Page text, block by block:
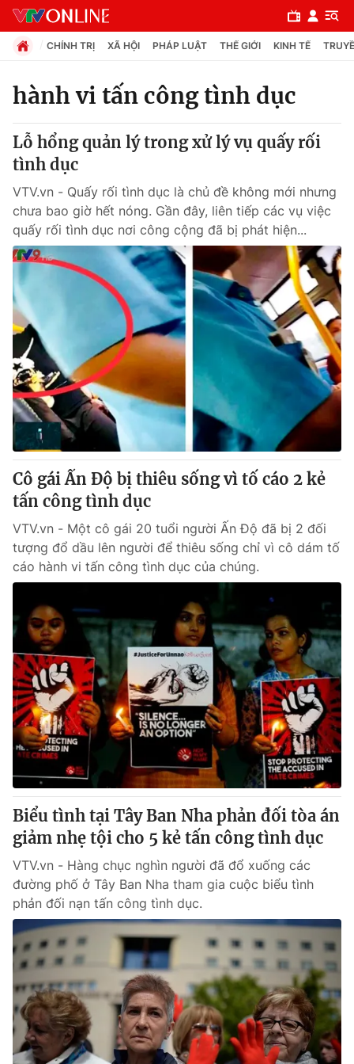
Chuyên mục
Chính trị
Xã hội
Pháp luật
Y tế
Thế giới
Tin tức
Thế giới đó đây
Câu chuyện quốc tế
Kinh tế
Tài chính
Thị trường
Góc doanh nghiệp
Dữ liệu và đời sống
Truyền hình
Hậu trường
Nhân vật
Khán giả
Giải sao mai
Giải trí
Điện ảnh
Sao
Đời sống
Du lịch
Làm đẹp
Chất lượng cuộc sống
Giáo dục
Tuyển sinh
Học trực tuyến
Công nghệ
Hitech Công nghệ tương lai
Sản phẩm
Thị trường
Tư vấn
Giao lưu trực tuyến
Lịch phát sóng
Chuyên mục khác
Emagazine Podcast
Photo Infographic
Video Shorts video
VTV Money VTV Thể thao
VTV Sức khoẻ Bất động sản
CHÍNH TRỊ XÃ HỘI PHÁP LUẬT THẾ GIỚI KINH TẾ
hành vi tấn công tình dục
Lỗ hổng quản lý trong xử lý vụ quấy rối
tình dục
VTV.vn - Quấy rối tình dục là chủ đề không mới nhưng
chưa bao giờ hết nóng. Gần đây, liên tiếp các vụ việc
quấy rối tình dục nơi công cộng đã bị phát hiện...
Cô gái Ấn Độ bị thiêu sống vì tố cáo 2 kẻ
tấn công tình dục
VTV.vn - Một cô gái 20 tuổi người Ấn Độ đã bị 2 đối
tượng đổ dầu lên người để thiêu sống chỉ vì cô dám tố
cáo hành vi tấn công tình dục của chúng.
Biểu tình tại Tây Ban Nha phản đối tòa án
giảm nhẹ tội cho 5 kẻ tấn công tình dục
VTV.vn - Hàng chục nghìn người đã đổ xuống các
đường phố ở Tây Ban Nha tham gia cuộc biểu tình
phản đối nạn tấn công tình dục.